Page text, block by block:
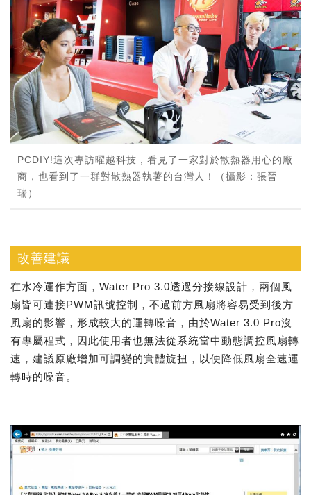
PCDIY!這次專訪曜越科技，看見了一家對於散熱器用心的廠
商，也看到了一群對散熱器執著的台灣人！（攝影：張晉
瑞）
改善建議
在水冷運作方面，Water Pro 3.0透過分接線設計，兩個風
扇皆可連接PWM訊號控制，不過前方風扇將容易受到後方
風扇的影響，形成較大的運轉噪音，由於Water 3.0 Pro沒
有專屬程式，因此使用者也無法從系統當中動態調控風扇轉
速，建議原廠增加可調變的實體旋扭，以便降低風扇全速運
轉時的噪音。